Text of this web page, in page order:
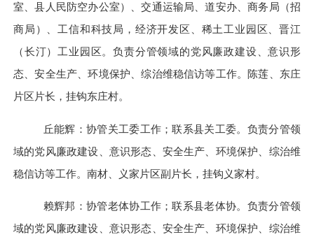
室、县人民防空办公室）、交通运输局、道安办、商务局（招
商局）、工信和科技局，经济开发区、稀土工业园区、晋江
（长汀）工业园区。负责分管领域的党风廉政建设、意识形
态、安全生产、环境保护、综治维稳信访等工作。陈莲、东庄
片区片长，挂钩东庄村。
丘能辉：协管关工委工作；联系县关工委。负责分管领
域的党风廉政建设、意识形态、安全生产、环境保护、综治维
稳信访等工作。南材、义家片区副片长，挂钩义家村。
赖辉邦：协管老体协工作；联系县老体协。负责分管领
域的党风廉政建设、意识形态、安全生产、环境保护、综治维